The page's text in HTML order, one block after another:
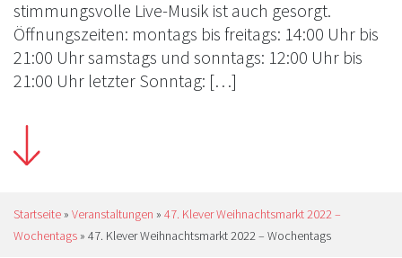
stimmungsvolle Live-Musik ist auch gesorgt.
Öffnungszeiten: montags bis freitags: 14:00 Uhr bis
21:00 Uhr samstags und sonntags: 12:00 Uhr bis
21:00 Uhr letzter Sonntag: […]
Startseite » Veranstaltungen » 47. Klever Weihnachtsmarkt 2022 –
Wochentags » 47. Klever Weihnachtsmarkt 2022 – Wochentags